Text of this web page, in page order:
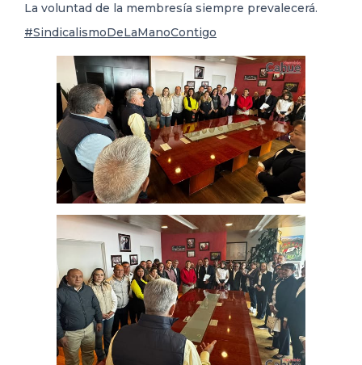
La voluntad de la membresía siempre prevalecerá.
#SindicalismoDeLaManoContigo